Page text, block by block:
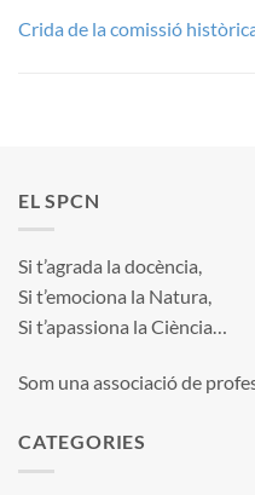
Crida de la comissió
EL SPCN
Si t’agrada la docència,
Si t’emociona la Natura,
Si t’apassiona la Ciència…
Som una associació de
CATEGORIES